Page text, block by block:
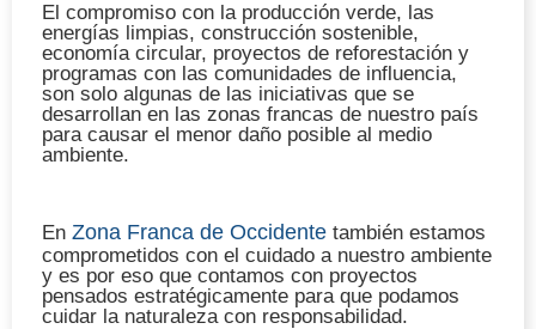
El compromiso con la producción verde, las
energías limpias, construcción sostenible,
economía circular, proyectos de reforestación y
programas con las comunidades de influencia,
son solo algunas de las iniciativas que se
desarrollan en las zonas francas de nuestro país
para causar el menor daño posible al medio
ambiente.
En Zona Franca de Occidente también estamos
comprometidos con el cuidado a nuestro ambiente
y es por eso que contamos con proyectos
pensados estratégicamente para que podamos
cuidar la naturaleza con responsabilidad.